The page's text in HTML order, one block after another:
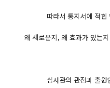
따라서 통지서에 적
왜 새로운지, 왜 효과가 있는
심사관의 관점과 출